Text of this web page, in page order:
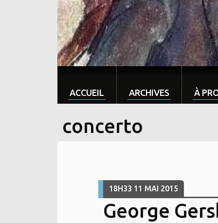
ACCUEIL ARCHIVES À
concerto
18H33 11 MAI 2015
George